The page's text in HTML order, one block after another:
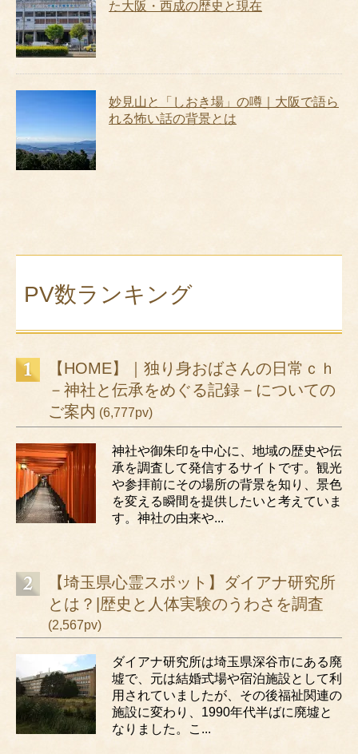
た大阪・西成の歴史と現在
妙見山と「しおき場」の噂｜大阪で語ら
れる怖い話の背景とは
PV数ランキング
【HOME】｜独り身おばさんの日常ｃｈ
－神社と伝承をめぐる記録－についての
ご案内 (6,777pv)
神社や御朱印を中心に、地域の歴史や伝
承を調査して発信するサイトです。観光
や参拝前にその場所の背景を知り、景色
を変える瞬間を提供したいと考えていま
す。神社の由来や...
【埼玉県心霊スポット】ダイアナ研究所
とは？|歴史と人体実験のうわさを調査
(2,567pv)
ダイアナ研究所は埼玉県深谷市にある廃
墟で、元は結婚式場や宿泊施設として利
用されていましたが、その後福祉関連の
施設に変わり、1990年代半ばに廃墟と
なりました。こ...